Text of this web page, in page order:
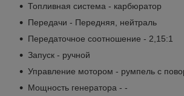
Топливная система - карбюратор
Передачи - Передняя, нейтраль
Передаточное соотношение - 2,15:1
Запуск - ручной
Управление мотором - румпель с
Мощность генератора - -